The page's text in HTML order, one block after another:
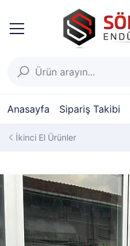
Anasayfa Sipariş Takibi
İkinci El Ürünler